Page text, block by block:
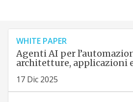
WHITE PAPER
Agenti AI per
architetture, applicazioni
17 Dic 2025